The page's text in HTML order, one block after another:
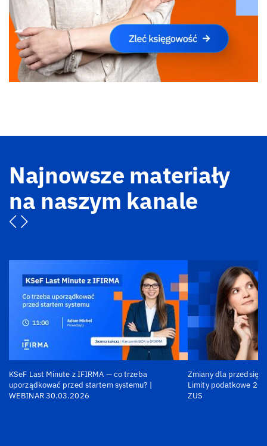
Najnowsze materiały
na naszym kanale
KSeF Last Minute z IFIRMA — co trzeba
uporządkować przed startem systemu? |
WEBINAR 30.03.2026
Zmiany dla
Limity podatkowe
ZUS